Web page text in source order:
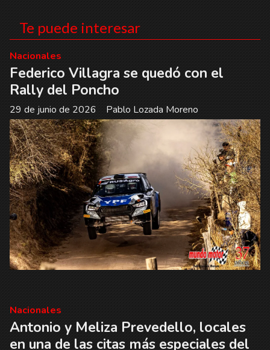
Te puede interesar
Federico Villagra se quedó con el
Rally del Poncho
Pablo Lozada Moreno
Nacionales
29 de junio de 2026
Antonio y Meliza Prevedello, locales
en una de las citas más especiales del
Nacionales